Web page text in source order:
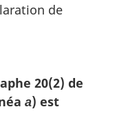
de
20(2) de
a) est